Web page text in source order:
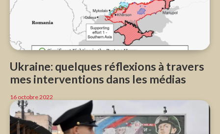
Ukraine: quelques réflexions à travers
mes interventions dans les médias
16 octobre 2022